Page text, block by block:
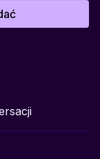
siebie i
droga nie musi
odzyskiwaniu